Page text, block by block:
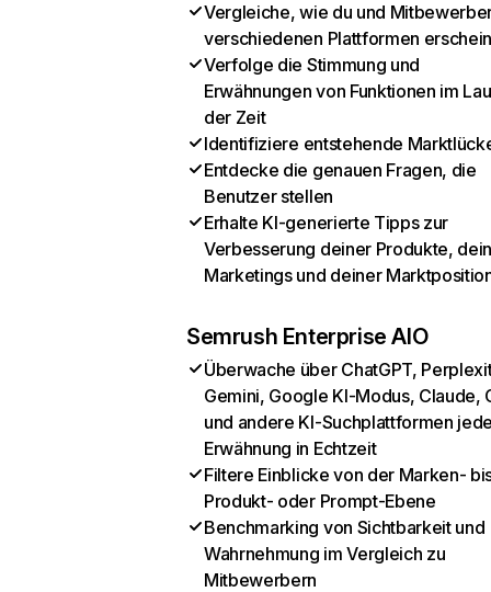
Vergleiche, wie du und
verschiedenen Plattformen
Verfolge die Stimmung und
Erwähnungen von Funktionen im
der Zeit
Identifiziere entstehende
Entdecke die genauen Fragen, die
Benutzer stellen
Erhalte KI-generierte Tipps zur
Verbesserung deiner Produkte,
Marketings und deiner
Semrush Enterprise AIO
Überwache über ChatGPT,
Gemini, Google KI-Modus, Claude,
und andere KI-Suchplattformen
Erwähnung in Echtzeit
Filtere Einblicke von der Marken-
Produkt- oder Prompt-Ebene
Benchmarking von Sichtbarkeit und
Wahrnehmung im Vergleich zu
Mitbewerbern